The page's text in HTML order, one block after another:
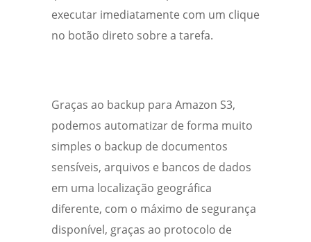
executar imediatamente com um clique
no botão direto sobre a tarefa.
Graças ao backup para Amazon S3,
podemos automatizar de forma muito
simples o backup de documentos
sensíveis, arquivos e bancos de dados
em uma localização geográfica
diferente, com o máximo de segurança
disponível, graças ao protocolo de